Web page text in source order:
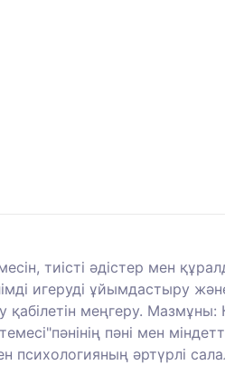
тиісті әдістер мен
игеруді ұйымдастыру
қабілетін меңгеру.
пәні мен
әртүрлі